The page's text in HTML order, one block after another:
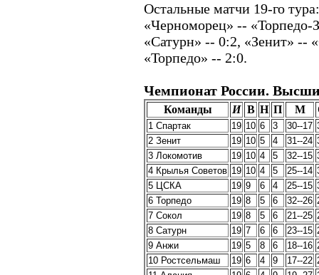
Остальные матчи 19-го
«Черноморец» --
«Сатурн» -- 0:2, «Зенит» --
«Торпедо» -- 2:0.
Чемпионат России.
Команды И В Н П М
1 Спартак 19 10 6 3 30--17
2 Зенит
19 10 5 4 31--24
3 Локомотив
19 10 4 5 32--15
4 Крылья Советов 19 10 4 5 25--14
5 ЦСКА
19 9 6 4 25--15
6 Торпедо
19 8 5 6 32--26
7 Сокол
19 8 5 6 21--25
8 Сатурн
19 7 6 6 23--15
9 Анжи
19 5 8 6 18--16
10 Ростсельмаш
19 6 4 9 17--22